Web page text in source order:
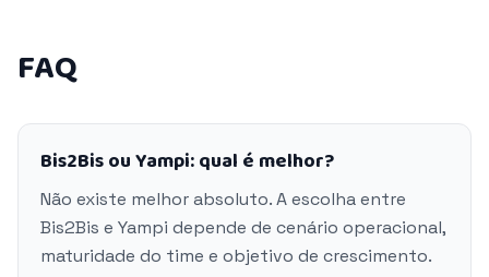
FAQ
Bis2Bis ou Yampi: qual é melhor?
Não existe melhor absoluto. A escolha entre
Bis2Bis e Yampi depende de cenário operacional,
maturidade do time e objetivo de crescimento.